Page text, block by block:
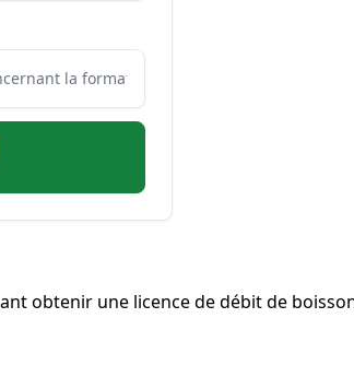
obtenir une licence de débit de